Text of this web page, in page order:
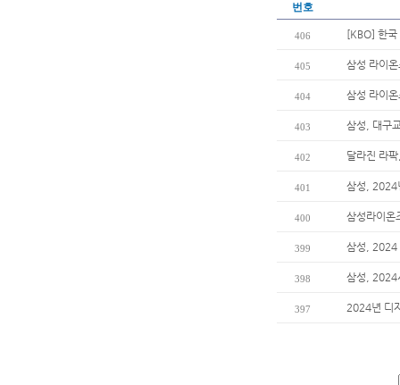
번호
406 [KBO] 한국
405 삼성 라이
404 삼성 라이
403 삼성, 대구
402 달라진 라
401 삼성, 2024
400 삼성라이온
399 삼성, 2024
398 삼성, 2024
397 2024년 디